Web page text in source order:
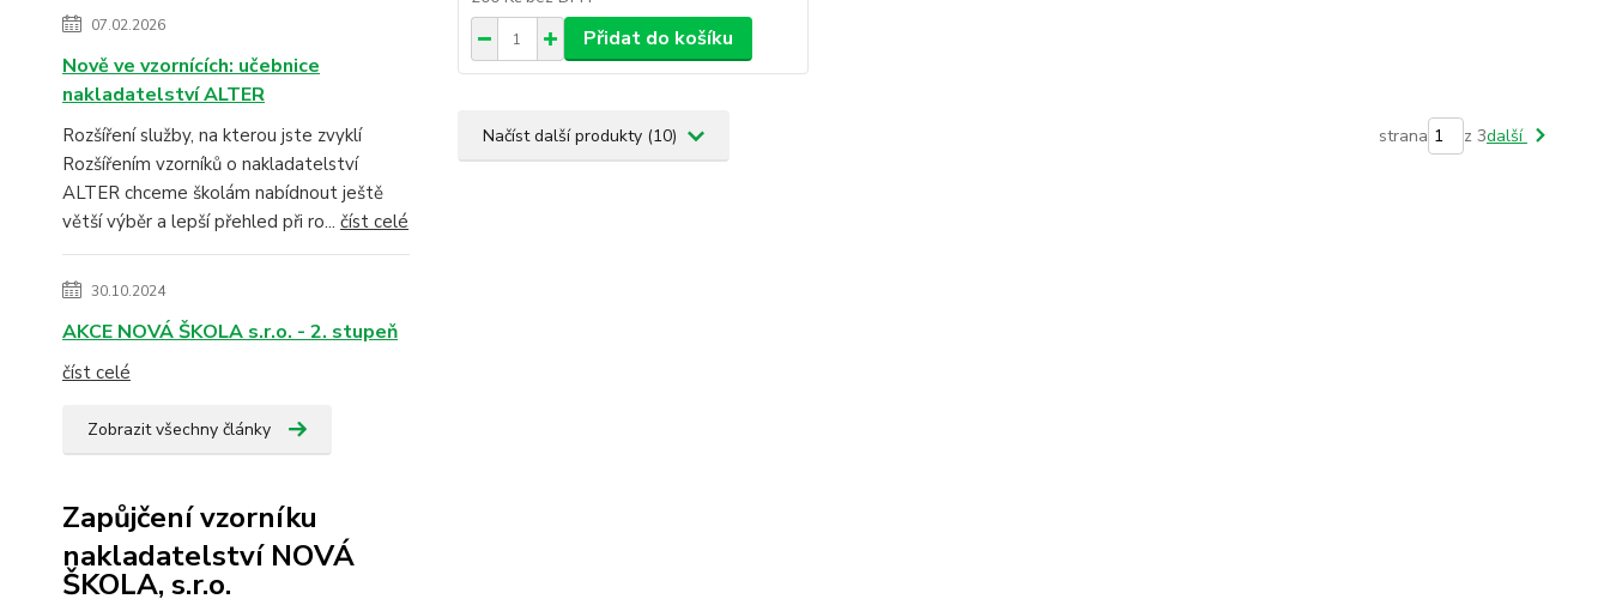
07.02.2026
Nově ve vzornících: učebnice
nakladatelství ALTER
Rozšíření služby, na kterou jste zvyklí
Rozšířením vzorníků o nakladatelství
ALTER chceme školám nabídnout ještě
větší výběr a lepší přehled při ro... číst celé
30.10.2024
AKCE NOVÁ ŠKOLA s.r.o. - 2. stupeň
číst celé
Zobrazit všechny články
Zapůjčení vzorníku
nakladatelství NOVÁ
ŠKOLA, s.r.o.
Přidat do košíku
Načíst další produkty (10) strana z 3další